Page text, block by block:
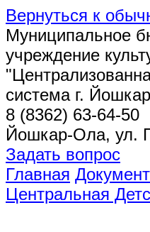
Вернуться к
Муниципальное
учреждение
система г.
8 (8362) 63-64-50
Йошкар-Ола, ул.
Задать вопрос
Главная
Центральная